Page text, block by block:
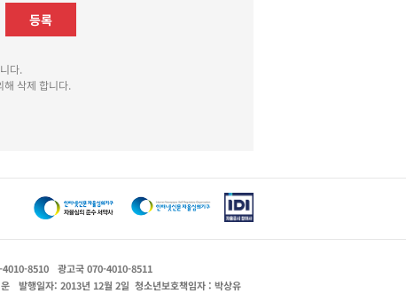
등록
다.
삭제 합니다.
4010-8510
광고국 070-4010-8511
발행일자: 2013년 12월 2일 청소년보호책임자 : 박상유